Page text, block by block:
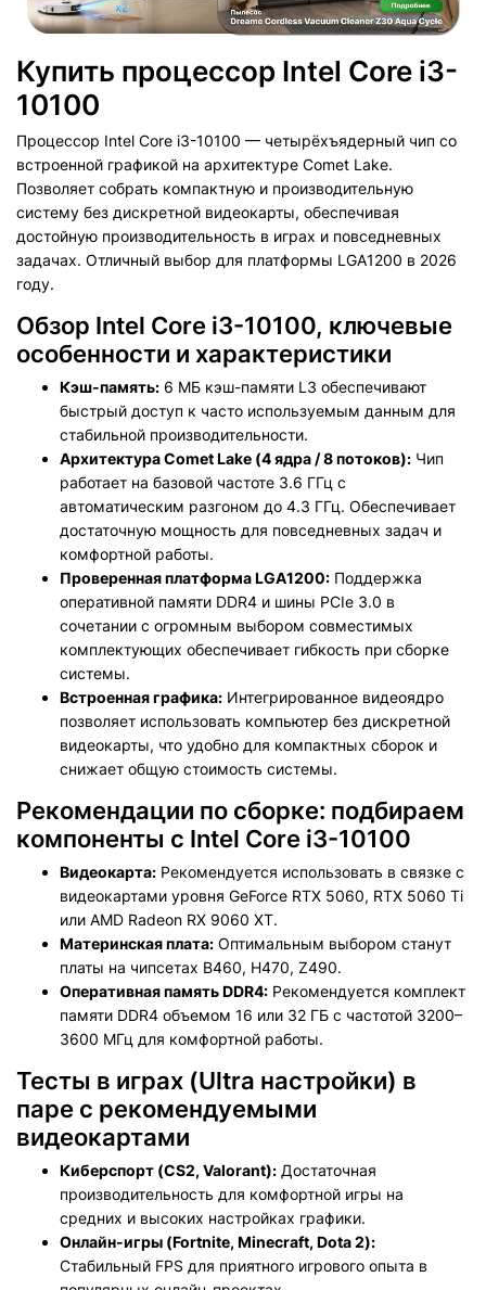
Купить процессор Intel Core i3-
10100
Процессор Intel Core i3-10100 — четырёхъядерный чип со
встроенной графикой на архитектуре Comet Lake.
Позволяет собрать компактную и производительную
систему без дискретной видеокарты, обеспечивая
достойную производительность в играх и повседневных
задачах. Отличный выбор для платформы LGA1200 в 2026
году.
Обзор Intel Core i3-10100, ключевые
особенности и характеристики
Кэш-память: 6 МБ кэш-памяти L3 обеспечивают
быстрый доступ к часто используемым данным для
стабильной производительности.
Архитектура Comet Lake (4 ядра / 8 потоков): Чип
работает на базовой частоте 3.6 ГГц с
автоматическим разгоном до 4.3 ГГц. Обеспечивает
достаточную мощность для повседневных задач и
комфортной работы.
Проверенная платформа LGA1200: Поддержка
оперативной памяти DDR4 и шины PCIe 3.0 в
сочетании с огромным выбором совместимых
комплектующих обеспечивает гибкость при сборке
системы.
Встроенная графика: Интегрированное видеоядро
позволяет использовать компьютер без дискретной
видеокарты, что удобно для компактных сборок и
снижает общую стоимость системы.
Рекомендации по сборке: подбираем
компоненты c Intel Core i3-10100
Видеокарта: Рекомендуется использовать в связке с
видеокартами уровня GeForce RTX 5060, RTX 5060 Ti
или AMD Radeon RX 9060 XT.
Материнская плата: Оптимальным выбором станут
платы на чипсетах B460, H470, Z490.
Оперативная память DDR4: Рекомендуется комплект
памяти DDR4 объемом 16 или 32 ГБ с частотой 3200–
3600 МГц для комфортной работы.
Тесты в играх (Ultra настройки) в
паре с рекомендуемыми
видеокартами
Киберспорт (CS2, Valorant): Достаточная
производительность для комфортной игры на
средних и высоких настройках графики.
Онлайн-игры (Fortnite, Minecraft, Dota 2):
Стабильный FPS для приятного игрового опыта в